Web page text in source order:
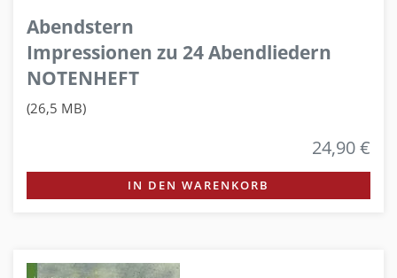
Abendstern
Impressionen zu 24 Abendliedern
NOTENHEFT
(26,5 MB)
24,90 €
IN DEN WARENKORB